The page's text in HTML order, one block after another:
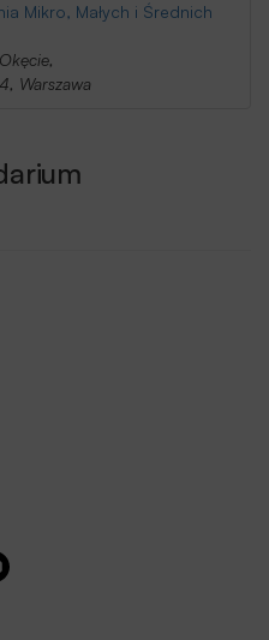
Mikro, Małych i Średnich
Warszawa